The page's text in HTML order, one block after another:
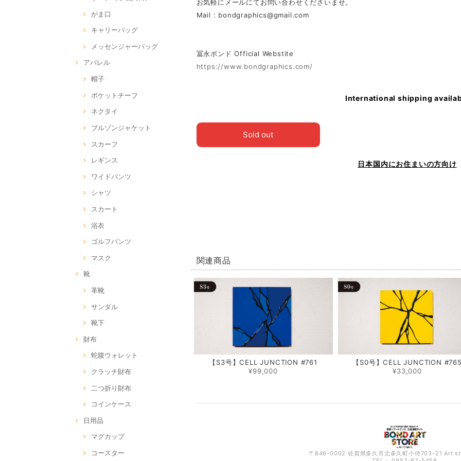
がま口
キャリーバッグ
メッセンジャーバッグ
アパレル
帽子
ポケットチーフ
ネクタイ
ブルゾンジャケット
スカーフ
レギンス
ワイドパンツ
シャツ
スカート
浴衣
ゴルフパンツ
マスク
靴
革靴
サンダル
靴下
財布
蛇腹ウォレット
クラッチ財布
二つ折り財布
コインケース
日用品
マグカップ
コースター
お気軽にメールにてお問い合わせくださいませ。
Mail : bondgraphics@gmail.com
冨永ボンド Official Webstite
https://www.bondgraphics.com/
International shipping
Sold out
日本国内にお住まいの方向け
関連商品
【S3号】CELL JUNCTION #761
¥99,000
【S0号】CELL JUNCTION #765
¥33,000
〒846-0002 佐賀県多久市北多久町小侍703-21 Art